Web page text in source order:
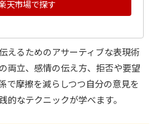
天市場で探す
えるためのアサーティブな表現術
両立、感情の伝え方、拒否や要望
で摩擦を減らしつつ自分の意見を
的なテクニックが学べます。